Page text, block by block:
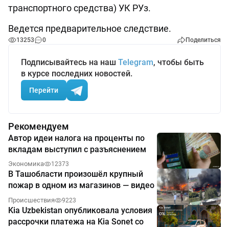
транспортного средства) УК РУз.
Ведется предварительное следствие.
13253 0 Поделиться
Подписывайтесь на наш Telegram, чтобы быть
в курсе последних новостей.
Перейти
Рекомендуем
Автор идеи налога на проценты по
вкладам выступил с разъяснением
Экономика 12373
В Ташобласти произошёл крупный
пожар в одном из магазинов — видео
Происшествия 9223
Kia Uzbekistan опубликовала условия
рассрочки платежа на Kia Sonet со